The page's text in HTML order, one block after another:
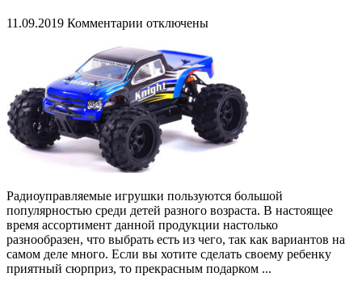
11.09.2019 Комментарии к
Где
купить
радиоуправляемый
внедорожник
отключены
Радиоуправляемые игрушки пользуются большой
популярностью среди детей разного возраста. В настоящее
время ассортимент данной продукции настолько
разнообразен, что выбрать есть из чего, так как вариантов на
самом деле много. Если вы хотите сделать своему ребенку
приятный сюрприз, то прекрасным подарком ...